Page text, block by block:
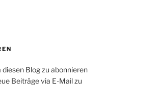
Blog zu abonnieren
Beiträge via E-Mail zu